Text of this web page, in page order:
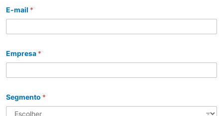
E-mail *
Empresa *
Segmento *